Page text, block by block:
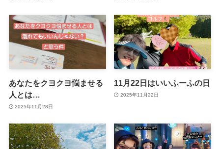
あなたをクヨクヨ悩ませる
人とは…
2025年11月28日
11月22日はいいふーふの日
2025年11月22日